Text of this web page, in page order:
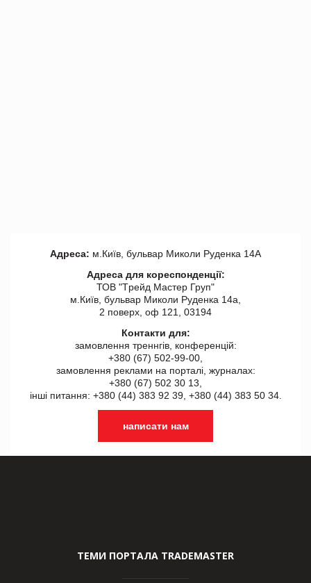
Адреса: м.Київ, бульвар Миколи Руденка 14А
Адреса для кореспонденції:
ТОВ "Tрейд Мастер Груп"
м.Київ, бульвар Миколи Руденка 14а,
2 поверх, оф 121, 03194
Контакти для:
замовлення треннгів, конференцій:
+380 (67) 502-99-00,
замовлення реклами на порталі, журналах:
+380 (67) 502 30 13,
інші питання: +380 (44) 383 92 39, +380 (44) 383 50 34.
написати нам
ТЕМИ ПОРТАЛА TRADEMASTER